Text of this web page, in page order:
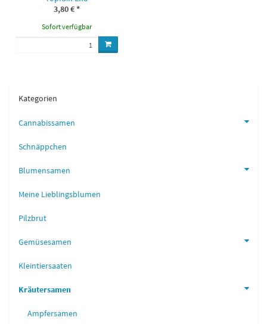
3,80 €*
Sofort verfügbar
Kategorien
Cannabissamen
Schnäppchen
Blumensamen
Meine Lieblingsblumen
Pilzbrut
Gemüsesamen
Kleintiersaaten
Kräutersamen
Ampfersamen